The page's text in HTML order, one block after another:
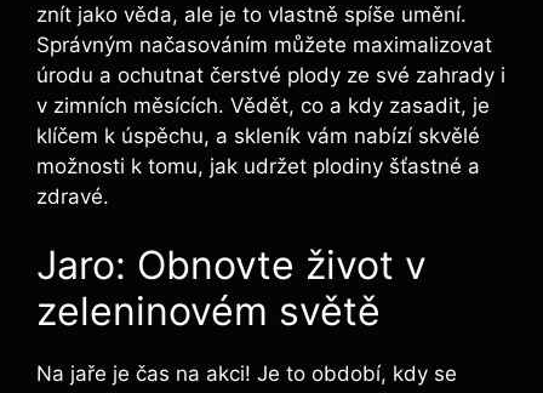
znít jako věda, ale je to vlastně spíše umění.
Správným načasováním můžete maximalizovat
úrodu a ochutnat čerstvé plody ze své zahrady i
v zimních měsících. Vědět, co a kdy zasadit, je
klíčem k úspěchu, a skleník vám nabízí skvělé
možnosti k tomu, jak udržet plodiny šťastné a
zdravé.
Jaro: Obnovte život v
zeleninovém světě
Na jaře je čas na akci! Je to období, kdy se